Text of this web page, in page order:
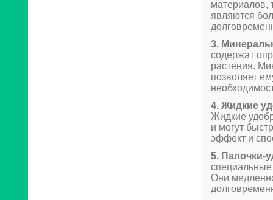
материалов,
являются
3.
содержат
растения.
позволяет
4. Жидкие
Жидкие
и могут
эффект и
5. Палочки-
Они